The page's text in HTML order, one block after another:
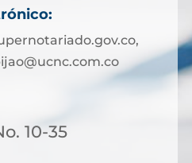
10-35